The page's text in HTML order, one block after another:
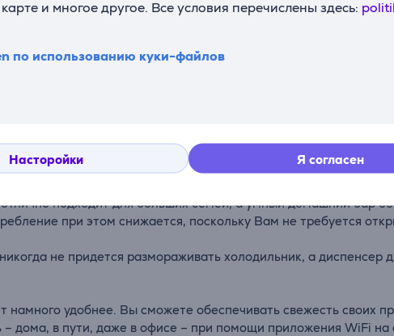
и многое другое. Все условия перечислены здесь:
по использованию куки-файлов
Насторойки Я согласен
Описание
американские модели, холодильник Hisense с
подходит для больших семей, а умный домашний бар
при этом снижается, поскольку Вам не требуется
не придется размораживать холодильник, а диспенсер
удобнее. Вы сможете обеспечивать свежесть своих
– дома, в пути, даже в офисе – при помощи приложения WiFi